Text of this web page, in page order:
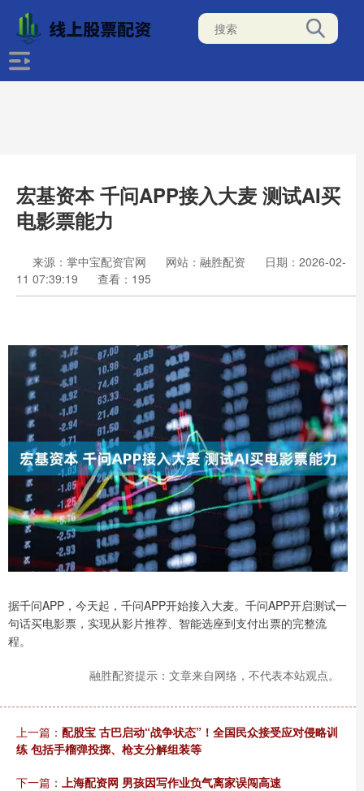
宏基资本 千问APP接入大麦 测试AI买
电影票能力
来源：掌中宝配资官网 网站：融胜配资
日期：2026-02-
11 07:39:19
查看：195
据千问APP，今天起，千问APP开始接入大麦。千问APP开启测试一
句话买电影票，实现从影片推荐、智能选座到支付出票的完整流
程。
融胜配资提示：文章来自网络，不代表本站观点。
上一篇： 配股宝 古巴启动“战争状态”！全国民众接受应对侵略训
练 包括手榴弹投掷、枪支分解组装等
下一篇： 上海配资网 男孩因写作业负气离家误闯高速